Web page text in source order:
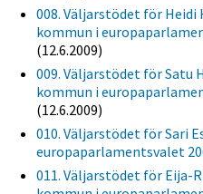
008. Väljarstödet för Heidi
kommun i
(12.6.2009)
009. Väljarstödet för Satu
kommun i
(12.6.2009)
010. Väljarstödet för Sari
europaparlamentsvalet
011. Väljarstödet för Eija-